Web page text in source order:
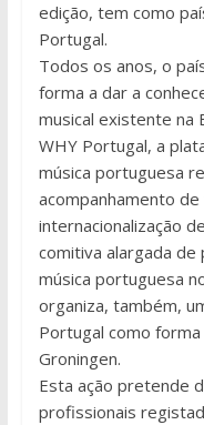
edição, tem como
Portugal.
Todos os anos, o
forma a dar a
musical existente na
WHY Portugal, a
música portuguesa
acompanhamento
internacionalização
comitiva alargada de
música portuguesa
organiza, também,
Portugal como
Groningen.
Esta ação pretende
profissionais